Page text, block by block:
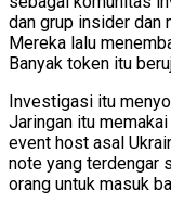
dan grup insider dan
Mereka lalu
Banyak token itu
Investigasi itu
Jaringan itu
event host asal
note yang terdengar
orang untuk masuk